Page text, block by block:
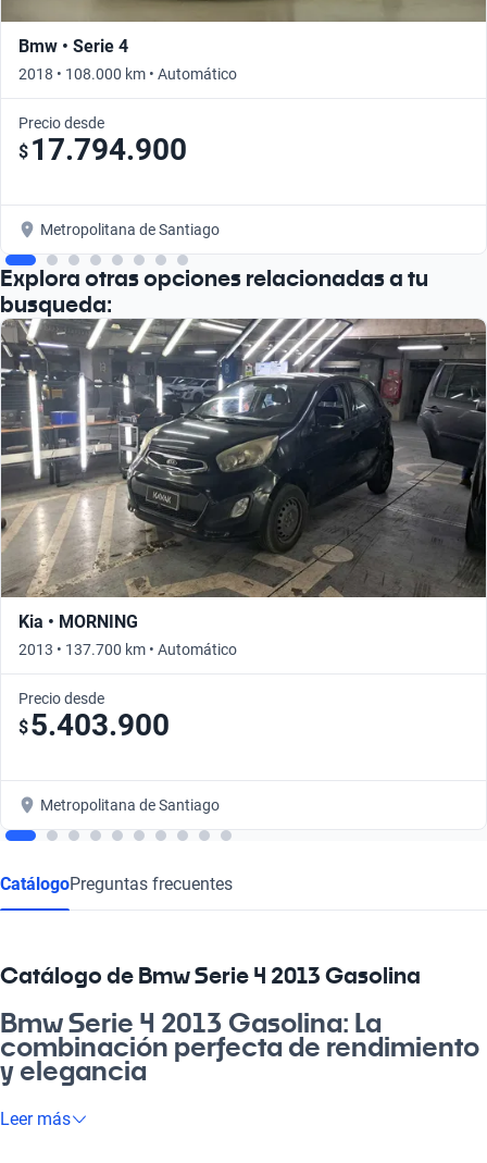
Bmw • Serie 4
2018 • 108.000 km • Automático
Precio desde
$ 17.794.900
Metropolitana de Santiago
Explora otras opciones relacionadas a tu
busqueda:
Kia • MORNING
2013 • 137.700 km • Automático
Precio desde
$5.403.900
Metropolitana de Santiago
CatálogoPreguntas frecuentes
Catálogo de Bmw Serie 4 2013 Gasolina
Bmw Serie 4 2013 Gasolina: La
combinación perfecta de rendimiento
y elegancia
¿Te imaginas manejando un auto que es tanto un placer de
Leer más